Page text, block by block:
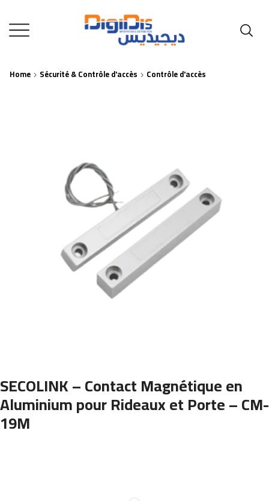
Home Sécurité & Contrôle d'accès Contrôle d'accès
SECOLINK – Contact Magnétique en
Aluminium pour Rideaux et Porte – CM-
19M